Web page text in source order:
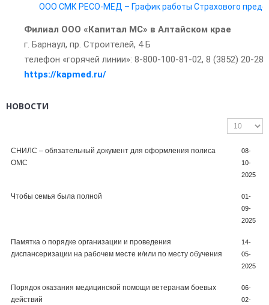
ООО СМК РЕСО-МЕД – График работы Страхового
Филиал ООО «Капитал МС» в Алтайском крае
г. Барнаул, пр. Строителей, 4 Б
телефон «горячей линии»: 8-800-100-81-02, 8 (3852) 20-28-
https://kapmed.ru/
НОВОСТИ
СНИЛС – обязательный документ для оформления полиса
ОМС
08-
10-
2025
Чтобы семья была полной
01-
09-
2025
Памятка о порядке организации и проведения
диспансеризации на рабочем месте и/или по месту обучения
14-
05-
2025
Порядок оказания медицинской помощи ветеранам боевых
действий
06-
02-